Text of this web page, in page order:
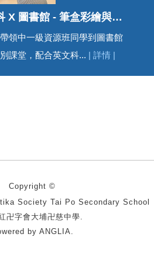
英文科 X 圖書館 - 筆盒彩繪與木桌設計
領中一級資源班同學到圖書館
課堂，配合英文科... | 詳情 |
Copyright ©
Society Tai Po Secondary School
卍字會大埔卍慈中學.
by ANGLIA.